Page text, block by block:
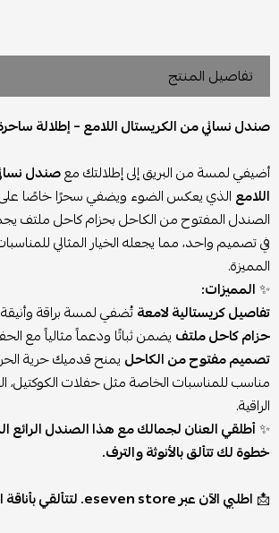
تفاصيل المنتج
صندل نسائي من الكريستال اللامع – إطلالة
أضيفي لمسة من البريق إلى إطلالتك معصندل
اللامع الذي يعكس الضوء ويضفي سحرًا خاصًا
الصندل المفتوح من الكاحل بحزام كاحل ملتف يجمع
في تصميم واحد، مما يجعله الخيار المثالي
المميزة.
✨المميزات:
تفاصيل كريستالية لامعةتُضفي لمسة براقة
حزام كاحل ملتف يضمن ثباتًا ودعماً مثالياً مع
تصميم مفتوح من الكاحل يمنح قدميك حرية
مناسب للمناسبات الخاصة مثل حفلات الكوكتيل،
الراقية.
✨أطلقي العنان لجمالك مع هذا الصندل
خطوة لك تتألق بالأنوثة والترف.
📩 اطلبي الآن عبر eseven store. لتتألقي بأناقة استثنائية.